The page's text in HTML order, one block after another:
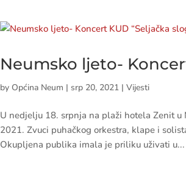
Neumsko ljeto-
by Općina Neum | srp 20, 2021 |Vijesti
U nedjelju 18. srpnja na plaži hotela Zenit u
2021. Zvuci puhačkog orkestra, klape i
Okupljena publika imala je priliku uživati u...